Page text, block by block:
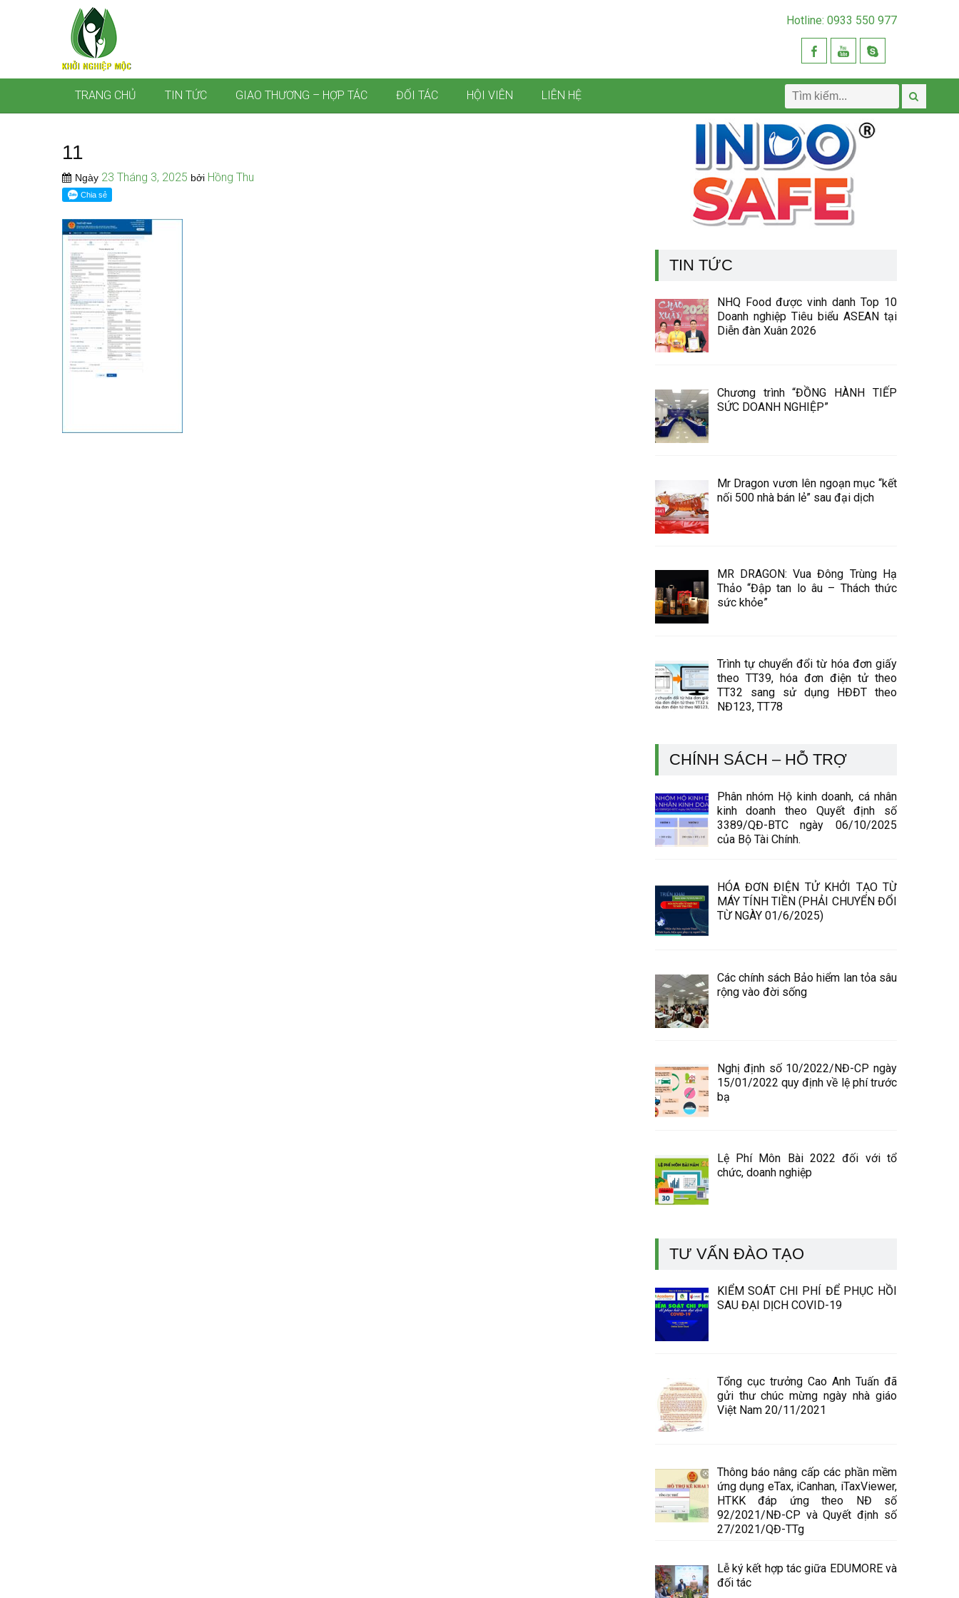
Hotline: 0933 550 977
TRANG CHỦ TIN TỨC GIAO THƯƠNG – HỢP TÁC ĐỐI TÁC HỘI VIÊN LIÊN HỆ
11
Ngày 23 Tháng 3, 2025 bởi Hồng Thu
TIN TỨC
NHQ Food được vinh danh Top 10
Doanh nghiệp Tiêu biểu ASEAN tại
Diễn đàn Xuân 2026
Chương trình “ĐỒNG HÀNH TIẾP
SỨC DOANH NGHIỆP”
Mr Dragon vươn lên ngoạn mục “kết
nối 500 nhà bán lẻ” sau đại dịch
MR DRAGON: Vua Đông Trùng Hạ
Thảo “Đập tan lo âu – Thách thức
sức khỏe”
Trình tự chuyển đổi từ hóa đơn giấy
theo TT39, hóa đơn điện tử theo
TT32 sang sử dụng HĐĐT theo
NĐ123, TT78
CHÍNH SÁCH – HỖ TRỢ
Phân nhóm Hộ kinh doanh, cá nhân
kinh doanh theo Quyết định số
3389/QĐ-BTC ngày 06/10/2025
của Bộ Tài Chính.
HÓA ĐƠN ĐIỆN TỬ KHỞI TẠO TỪ
MÁY TÍNH TIỀN (PHẢI CHUYỂN ĐỔI
TỪ NGÀY 01/6/2025)
Các chính sách Bảo hiểm lan tỏa sâu
rộng vào đời sống
Nghị định số 10/2022/NĐ-CP ngày
15/01/2022 quy định về lệ phí trước
bạ
Lệ Phí Môn Bài 2022 đối với tổ
chức, doanh nghiệp
TƯ VẤN ĐÀO TẠO
KIỂM SOÁT CHI PHÍ ĐỂ PHỤC HỒI
SAU ĐẠI DỊCH COVID-19
Tổng cục trưởng Cao Anh Tuấn đã
gửi thư chúc mừng ngày nhà giáo
Việt Nam 20/11/2021
Thông báo nâng cấp các phần mềm
ứng dụng eTax, iCanhan, iTaxViewer,
HTKK đáp ứng theo NĐ số
92/2021/NĐ-CP và Quyết định số
27/2021/QĐ-TTg
Lễ ký kết hợp tác giữa EDUMORE và
đối tác